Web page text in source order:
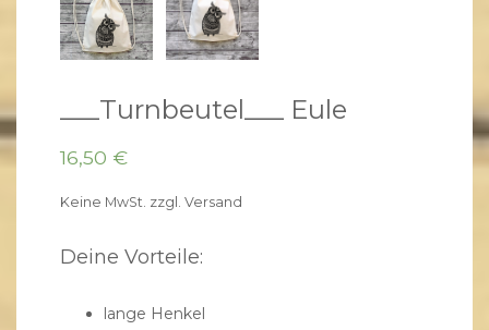
___Turnbeutel___ Eule
16,50 €
Keine MwSt. zzgl. Versand
Deine Vorteile:
lange Henkel